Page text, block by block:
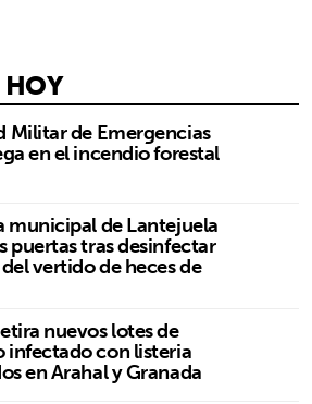
Militar de Emergencias
en el incendio forestal
municipal de Lantejuela
puertas tras desinfectar
vertido de heces de
nuevos lotes de
con listeria
en Arahal y Granada